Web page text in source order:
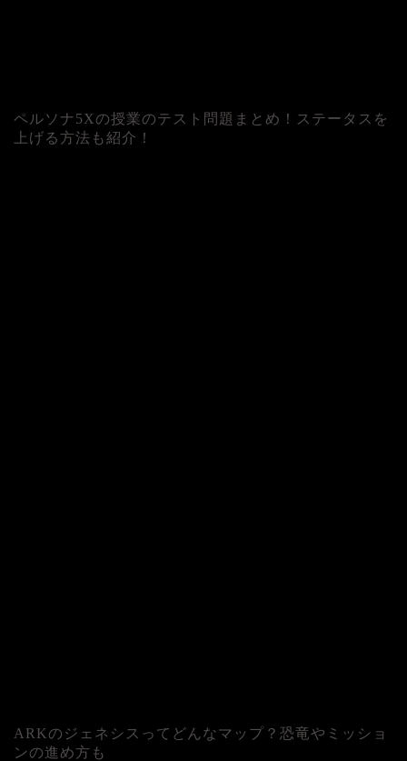
ペルソナ5Xの授業のテスト問題まとめ！ステータスを
上げる方法も紹介！
ARKのジェネシスってどんなマップ？恐竜やミッショ
ンの進め方も